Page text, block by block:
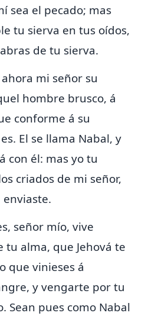
sea el pecado; mas
tu sierva en tus oídos,
de tu sierva.
mi señor su
hombre brusco, á
conforme á su
El se llama Nabal, y
con él: mas yo tu
criados de mi señor,
enviaste.
señor mío, vive
tu alma, que Jehová te
que vinieses á
y vengarte por tu
Sean pues como Nabal